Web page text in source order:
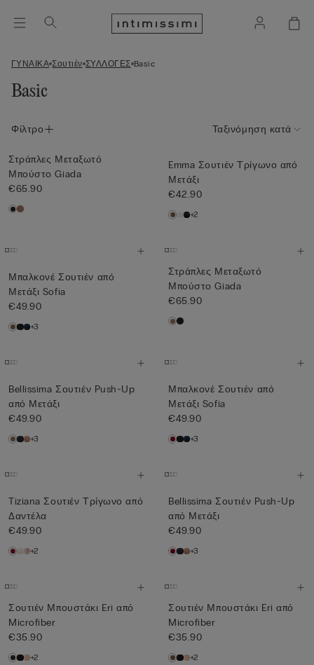
ΓΥΝΑΙΚΑ Σουτιέν ΣΥΛΛΟΓΕΣ Basic
Basic
Φίλτρο Ταξινόμηση κατά
Στράπλες Μεταξωτό
Μπούστο Giada
€65.90
Emma Σουτιέν Τρίγωνο από
Μετάξι
€42.90
+2
Μπαλκονέ Σουτιέν από
Μετάξι Sofia
€49.90
+3
Στράπλες Μεταξωτό
Μπούστο Giada
€65.90
Bellissima Σουτιέν Push-Up
από Μετάξι
€49.90
+3
Μπαλκονέ Σουτιέν από
Μετάξι Sofia
€49.90
+3
Tiziana Σουτιέν Τρίγωνο από
Δαντέλα
€49.90
+2
Bellissima Σουτιέν Push-Up
από Μετάξι
€49.90
+3
Σουτιέν Μπουστάκι Eri από
Microfiber
€35.90
+2
Σουτιέν Μπουστάκι Eri από
Microfiber
€35.90
+2